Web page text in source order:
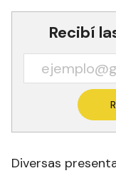
Recibí
Diversas